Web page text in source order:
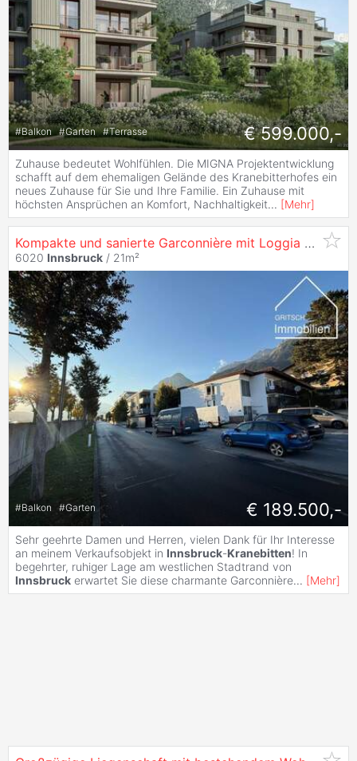
#Balkon #Garten #Terrasse € 599.000,-
Zuhause bedeutet Wohlfühlen. Die MIGNA Projektentwicklung
schafft auf dem ehemaligen Gelände des Kranebitterhofes ein
neues Zuhause für Sie und Ihre Familie. Ein Zuhause mit
höchsten Ansprüchen an Komfort, Nachhaltigkeit... [Mehr]
Kompakte und sanierte Garconnière mit Loggia und Garten in
6020 Innsbruck / 21m²
#Balkon #Garten € 189.500,-
Sehr geehrte Damen und Herren, vielen Dank für Ihr Interesse
an meinem Verkaufsobjekt in Innsbruck-Kranebitten! In
begehrter, ruhiger Lage am westlichen Stadtrand von
Innsbruck erwartet Sie diese charmante Garconnière... [Mehr]